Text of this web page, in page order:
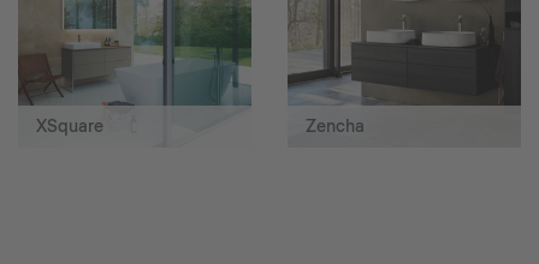
XSquare Zencha